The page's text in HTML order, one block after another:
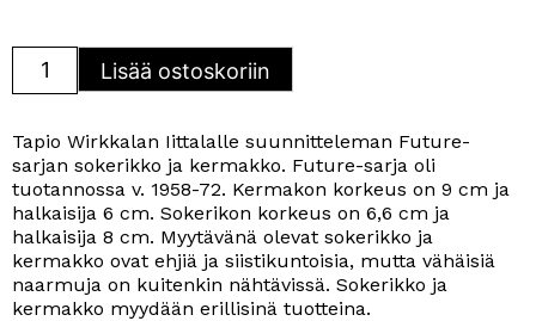
Future
määrä
Lisää ostoskoriin
Tapio Wirkkalan Iittalalle suunnitteleman Future-
sarjan sokerikko ja kermakko. Future-sarja oli
tuotannossa v. 1958-72. Kermakon korkeus on 9 cm ja
halkaisija 6 cm. Sokerikon korkeus on 6,6 cm ja
halkaisija 8 cm. Myytävänä olevat sokerikko ja
kermakko ovat ehjiä ja siistikuntoisia, mutta vähäisiä
naarmuja on kuitenkin nähtävissä. Sokerikko ja
kermakko myydään erillisinä tuotteina.